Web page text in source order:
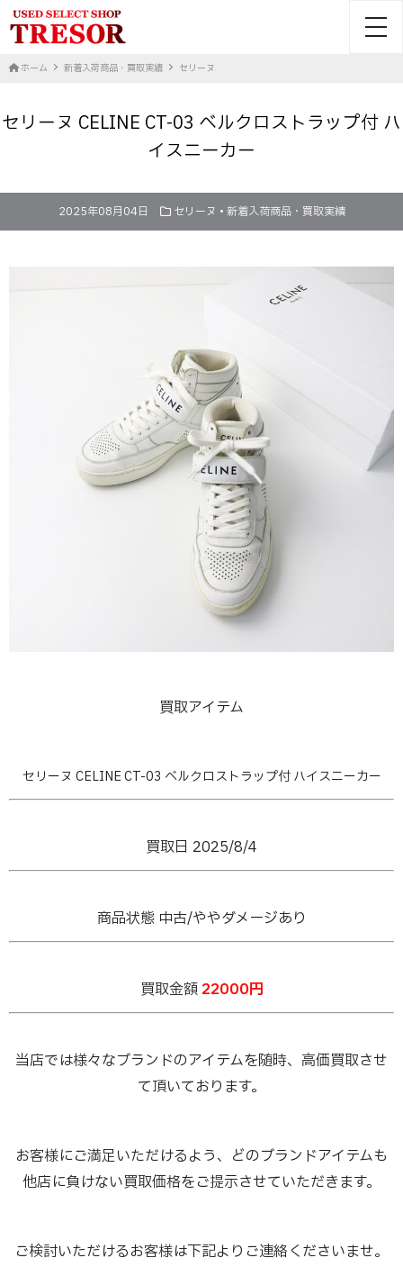
ホーム 新着入荷商品・買取実績 セリーヌ
セリーヌ CELINE CT-03 ベルクロストラップ付 ハ
イスニーカー
2025年08月04日 セリーヌ • 新着入荷商品・買取実績
買取アイテム
セリーヌ CELINE CT-03 ベルクロストラップ付 ハイスニーカー
買取日 2025/8/4
商品状態 中古/ややダメージあり
買取金額 22000円
当店では様々なブランドのアイテムを随時、高価買取させ
て頂いております。
お客様にご満足いただけるよう、どのブランドアイテムも
他店に負けない買取価格をご提示させていただきます。
ご検討いただけるお客様は下記よりご連絡くださいませ。